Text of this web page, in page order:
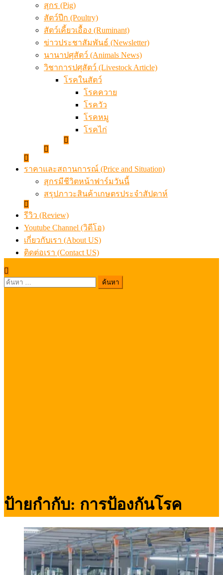
สุกร (Pig)
สัตว์ปีก (Poultry)
สัตว์เคี้ยวเอื้อง (Ruminant)
ข่าวประชาสัมพันธ์ (Newsletter)
นานาปศุสัตว์ (Animals News)
วิชาการปศุสัตว์ (Livestock Article)
โรคในสัตว์
โรคควาย
โรควัว
โรคหมู
โรคไก่
ราคาและสถานการณ์ (Price and Situation)
สุกรมีชีวิตหน้าฟาร์มวันนี้
สรุปภาวะสินค้าเกษตรประจำสัปดาห์
รีวิว (Review)
Youtube Channel (วิดีโอ)
เกี่ยวกับเรา (About US)
ติดต่อเรา (Contact US)
ค้นหา
ป้ายกำกับ: การป้องกันโรค